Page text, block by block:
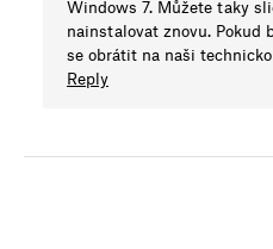
Windows 7. Můžete taky
nainstalovat znovu. Pokud
se obrátit na naši
Reply